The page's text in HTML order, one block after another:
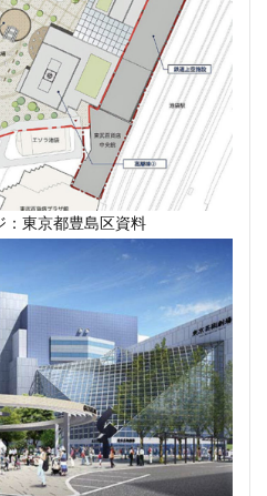
：東京都豊島区資料
習志野市役所 臨海副都心
船橋市 船橋駅 芝公園
区 葛西 葛西臨海公園
蕨 藤沢 藤沢市
虎ノ門ヒルズ 行徳
道 西九州新幹線
西大島 西新宿
西武線
調布市 諏訪通り 警察署
豊島区 豊島園
豊海 赤坂 赤坂見附
超高層マンション 越中島
浜 道玄坂 道路
都営三田線 都営大江戸線